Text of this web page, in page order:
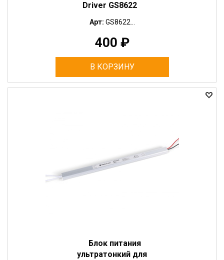
Driver GS8622
Арт: GS8622...
400 ₽
В КОРЗИНУ
Блок питания
ультратонкий для